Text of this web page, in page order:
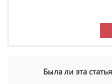
Была ли эта